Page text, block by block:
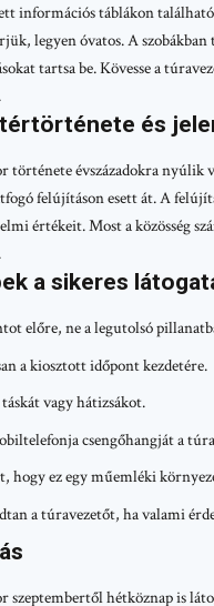
információs táblákon
legyen óvatos. A szobákban
tartsa be. Kövesse a
és
története évszázadokra nyúlik
felújításon esett át. A
értékeit. Most a közösség
a sikeres
előre, ne a legutolsó
a kiosztott időpont kezdetére.
vagy hátizsákot.
csengőhangját a
hogy ez egy műemléki
a túravezetőt, ha valami
szeptembertől hétköznap is